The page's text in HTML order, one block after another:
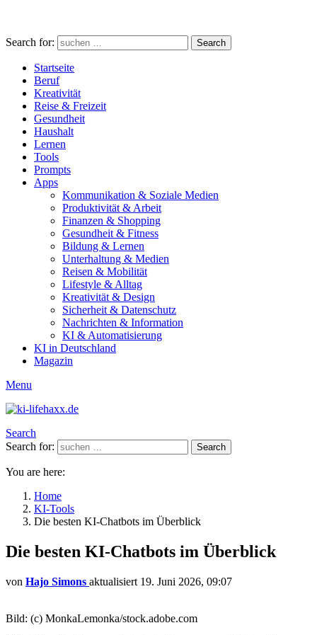
Search for: Search
Startseite
Beruf
Kreativität
Reise & Freizeit
Gesundheit
Haushalt
Lernen
Tools
Prompts
Apps
Kommunikation & Soziale Medien
Produktivität & Arbeit
Finanzen & Shopping
Gesundheit & Fitness
Bildung & Lernen
Unterhaltung & Medien
Reisen & Mobilität
Lifestyle & Alltag
Kreativität & Design
Sicherheit & Datenschutz
Nachrichten & Information
KI & Automatisierung
KI in Deutschland
Magazin
Menu
Search
Search for:
Search
You are here:
Home
KI-Tools
Die besten KI-Chatbots im Überblick
Die besten KI-Chatbots im Überblick
von Hajo Simons aktualisiert 19. Juni 2026, 09:07
Bild: (c) MonkaLemonka/stock.adobe.com